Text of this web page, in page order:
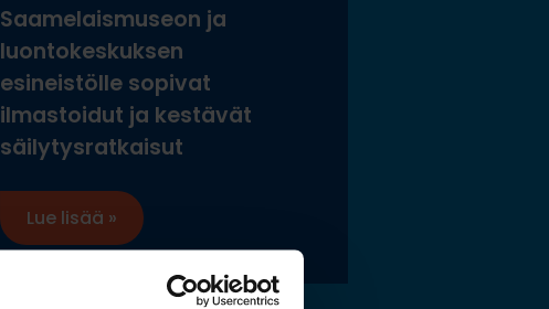
Saamelaismuseon ja
luontokeskuksen
esineistölle sopivat
ilmastoidut ja kestävät
säilytysratkaisut
Lue lisää »